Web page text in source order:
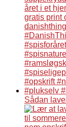
Sådan